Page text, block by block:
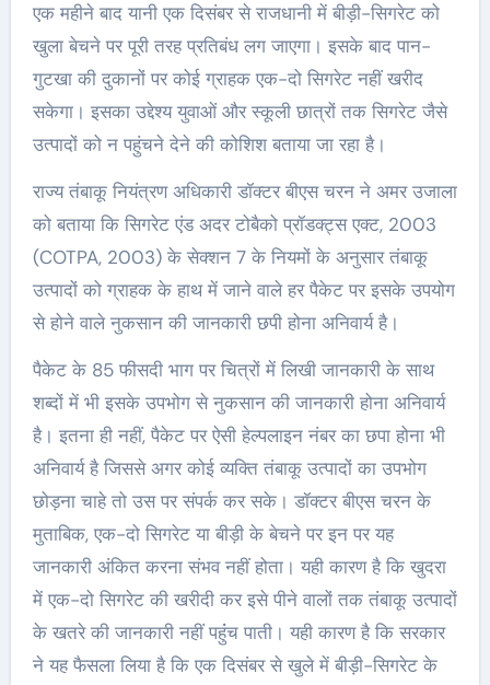
एक महीने बाद यानी एक दिसंबर से राजधानी में बीड़ी-सिगरेट को
खुला बेचने पर पूरी तरह प्रतिबंध लग जाएगा। इसके बाद पान-
गुटखा की दुकानों पर कोई ग्राहक एक-दो सिगरेट नहीं खरीद
सकेगा। इसका उद्देश्य युवाओं और स्कूली छात्रों तक सिगरेट जैसे
उत्पादों को न पहुंचने देने की कोशिश बताया जा रहा है।
राज्य तंबाकू नियंत्रण अधिकारी डॉक्टर बीएस चरन ने अमर उजाला
को बताया कि सिगरेट एंड अदर टोबैको प्रॉडक्ट्स एक्ट, 2003
(COTPA, 2003) के सेक्शन 7 के नियमों के अनुसार तंबाकू
उत्पादों को ग्राहक के हाथ में जाने वाले हर पैकेट पर इसके उपयोग
से होने वाले नुकसान की जानकारी छपी होना अनिवार्य है।
पैकेट के 85 फीसदी भाग पर चित्रों में लिखी जानकारी के साथ
शब्दों में भी इसके उपभोग से नुकसान की जानकारी होना अनिवार्य
है। इतना ही नहीं, पैकेट पर ऐसी हेल्पलाइन नंबर का छपा होना भी
अनिवार्य है जिससे अगर कोई व्यक्ति तंबाकू उत्पादों का उपभोग
छोड़ना चाहे तो उस पर संपर्क कर सके। डॉक्टर बीएस चरन के
मुताबिक, एक-दो सिगरेट या बीड़ी के बेचने पर इन पर यह
जानकारी अंकित करना संभव नहीं होता। यही कारण है कि खुदरा
में एक-दो सिगरेट की खरीदी कर इसे पीने वालों तक तंबाकू उत्पादों
के खतरे की जानकारी नहीं पहुंंच पाती। यही कारण है कि सरकार
ने यह फैसला लिया है कि एक दिसंबर से खुले में बीड़ी-सिगरेट के